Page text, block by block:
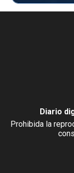
Diario
Prohibida la